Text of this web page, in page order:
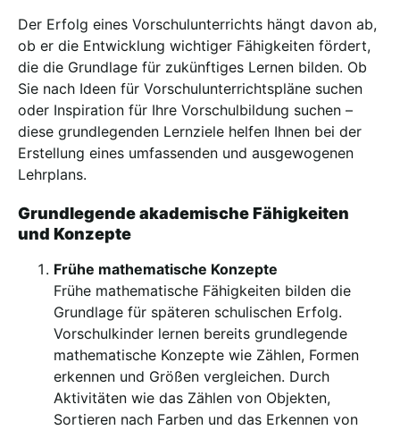
Der Erfolg eines Vorschulunterrichts hängt davon ab,
ob er die Entwicklung wichtiger Fähigkeiten fördert,
die die Grundlage für zukünftiges Lernen bilden. Ob
Sie nach Ideen für Vorschulunterrichtspläne suchen
oder Inspiration für Ihre Vorschulbildung suchen –
diese grundlegenden Lernziele helfen Ihnen bei der
Erstellung eines umfassenden und ausgewogenen
Lehrplans.
Grundlegende akademische Fähigkeiten
und Konzepte
Frühe mathematische Konzepte
Frühe mathematische Fähigkeiten bilden die
Grundlage für späteren schulischen Erfolg.
Vorschulkinder lernen bereits grundlegende
mathematische Konzepte wie Zählen, Formen
erkennen und Größen vergleichen. Durch
Aktivitäten wie das Zählen von Objekten,
Sortieren nach Farben und das Erkennen von